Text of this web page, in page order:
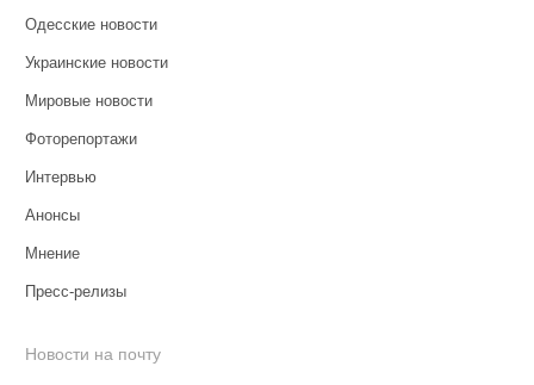
Одесские новости
Украинские новости
Мировые новости
Фоторепортажи
Интервью
Анонсы
Мнение
Пресс-релизы
Новости на почту